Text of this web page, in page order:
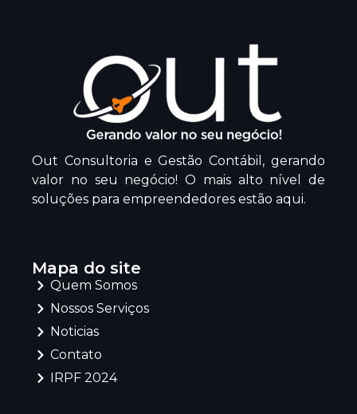
Out Consultoria e Gestão Contábil, gerando
valor no seu negócio! O mais alto nível de
soluções para empreendedores estão aqui.
Mapa do site
Quem Somos
Nossos Serviços
Noticias
Contato
IRPF 2024